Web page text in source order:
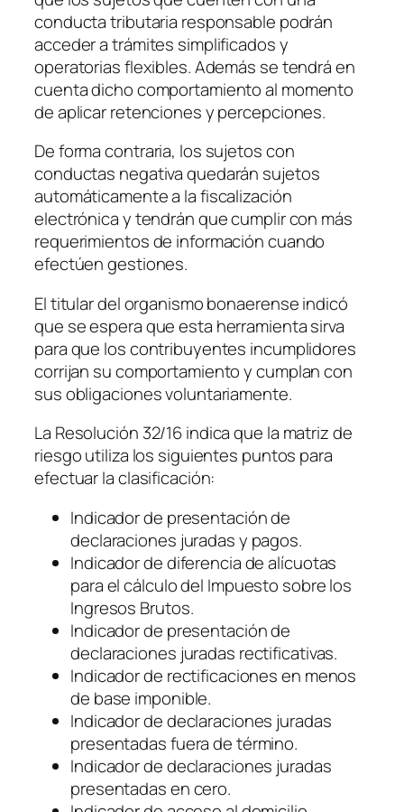
conducta tributaria responsable podrán
acceder a trámites simplificados y
operatorias flexibles. Además se tendrá en
cuenta dicho comportamiento al momento
de aplicar retenciones y percepciones.
De forma contraria, los sujetos con
conductas negativa quedarán sujetos
automáticamente a la fiscalización
electrónica y tendrán que cumplir con más
requerimientos de información cuando
efectúen gestiones.
El titular del organismo bonaerense indicó
que se espera que esta herramienta sirva
para que los contribuyentes incumplidores
corrijan su comportamiento y cumplan con
sus obligaciones voluntariamente.
La Resolución 32/16 indica que la matriz de
riesgo utiliza los siguientes puntos para
efectuar la clasificación:
Indicador de presentación de
declaraciones juradas y pagos.
Indicador de diferencia de alícuotas
para el cálculo del Impuesto sobre los
Ingresos Brutos.
Indicador de presentación de
declaraciones juradas rectificativas.
Indicador de rectificaciones en menos
de base imponible.
Indicador de declaraciones juradas
presentadas fuera de término.
Indicador de declaraciones juradas
presentadas en cero.